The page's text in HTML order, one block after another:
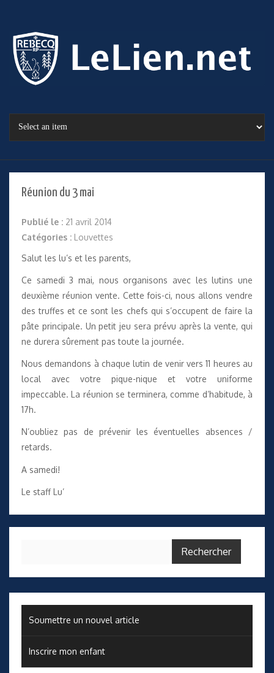
Réunion du 3 mai
Publié le : 21 avril 2014
Catégories : Louvettes
Salut les lu’s et les parents,
Ce samedi 3 mai, nous organisons avec les lutins une
deuxième réunion vente. Cette fois-ci, nous allons vendre
des truffes et ce sont les chefs qui s’occupent de faire la
pâte principale. Un petit jeu sera prévu après la vente, qui
ne durera sûrement pas toute la journée.
Nous demandons à chaque lutin de venir vers 11 heures au
local avec votre pique-nique et votre uniforme
impeccable. La réunion se terminera, comme d’habitude, à
17h.
N’oubliez pas de prévenir les éventuelles absences /
retards.
A samedi!
Le staff Lu’
Soumettre un nouvel article
Inscrire mon enfant